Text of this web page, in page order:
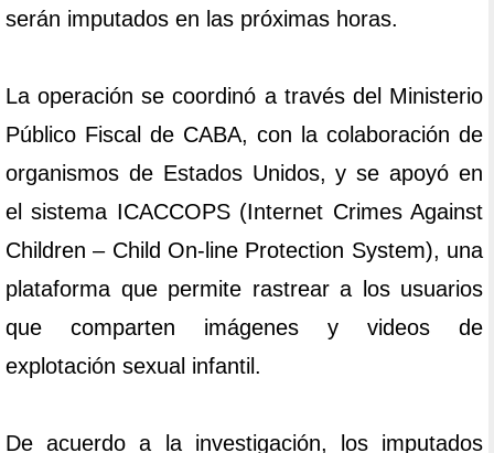
serán imputados en las próximas horas.
La operación se coordinó a través del Ministerio
Público Fiscal de CABA, con la colaboración de
organismos de Estados Unidos, y se apoyó en
el sistema ICACCOPS (Internet Crimes Against
Children – Child On-line Protection System), una
plataforma que permite rastrear a los usuarios
que comparten imágenes y videos de
explotación sexual infantil.
De acuerdo a la investigación, los imputados